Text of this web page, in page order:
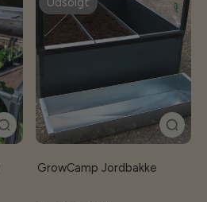
GrowCamp Jordbakke